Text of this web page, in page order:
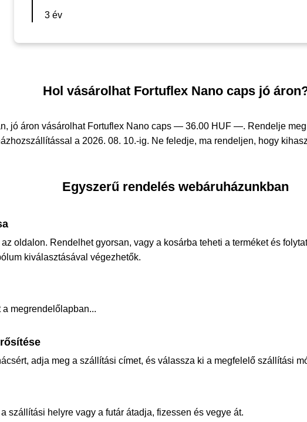
3 év
Hol vásárolhat Fortuflex Nano caps jó
jó áron vásárolhat Fortuflex Nano caps — 36.00 HUF —. Rendelje
a 2026. 08. 10.-ig. Ne feledje, ma rendeljen, hogy
Egyszerű rendelés webáruházunkban
oldalon. Rendelhet gyorsan, vagy a kosárba teheti a terméket és
kiválasztásával végezhetők.
megrendelőlapban...
adja meg a szállítási címet, és válassza ki a megfelelő szállítási
szállítási helyre vagy a futár átadja, fizessen és vegye át.